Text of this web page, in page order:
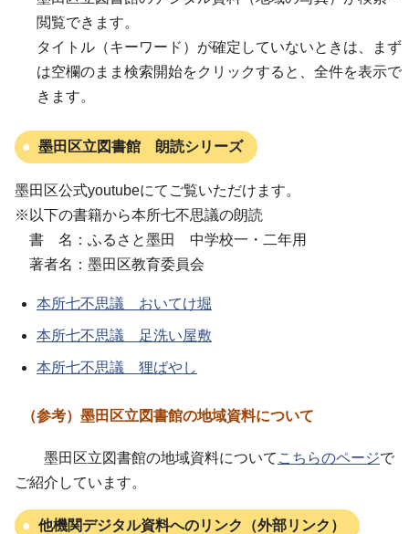
閲覧できます。
タイトル（キーワード）が確定していないときは、まず
は空欄のまま検索開始をクリックすると、全件を表示で
きます。
墨田区立図書館 朗読シリーズ
墨田区公式youtubeにてご覧いただけます。
※以下の書籍から本所七不思議の朗読
書 名：ふるさと墨田 中学校一・二年用
著者名：墨田区教育委員会
本所七不思議 おいてけ堀
本所七不思議 足洗い屋敷
本所七不思議 狸ばやし
（参考）墨田区立図書館の地域資料について
墨田区立図書館の地域資料について こちらのページで
ご紹介しています。
他機関デジタル資料へのリンク（外部リンク）